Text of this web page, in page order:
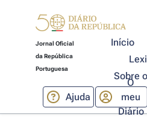
Jornal Oficial
da República
Portuguesa
Início
Sobre
Ajuda
O
meu
Diário